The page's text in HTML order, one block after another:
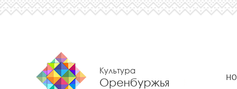
Культура
Оренбуржья